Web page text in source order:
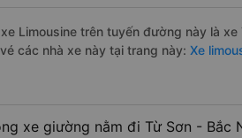
Limousine trên tuyến đường này là xe
các nhà xe này tại trang này: Xe
xe giường nằm đi Từ Sơn - Bắc